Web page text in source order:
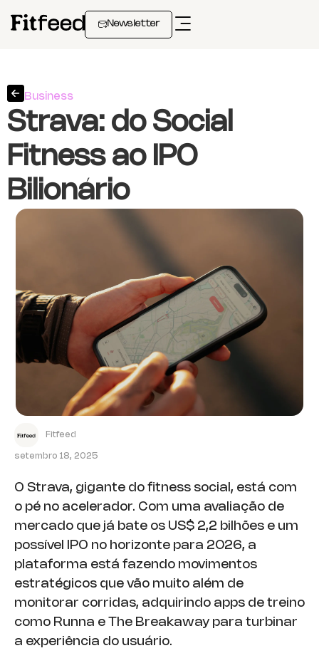
Newsletter
Business
Strava: do Social
Fitness ao IPO
Bilionário
Fitfeed
setembro 18, 2025
O Strava, gigante do fitness social, está com
o pé no acelerador. Com uma avaliação de
mercado que já bate os US$ 2,2 bilhões e um
possível IPO no horizonte para 2026, a
plataforma está fazendo movimentos
estratégicos que vão muito além de
monitorar corridas, adquirindo apps de treino
como Runna e The Breakaway para turbinar
a experiência do usuário.